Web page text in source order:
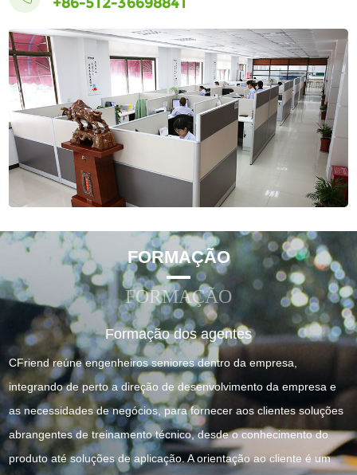
FORMAÇÃO
FORMAÇÃO
Formação dos agentes
CFriend reúne engenheiros seniores dentro da empresa,
integrando de perto a direção de desenvolvimento da empresa e
as necessidades de negócios, para fornecer aos clientes soluções
abrangentes de treinamento técnico, desde o conhecimento do
produto até soluções de aplicação. A orientação ao cliente é um